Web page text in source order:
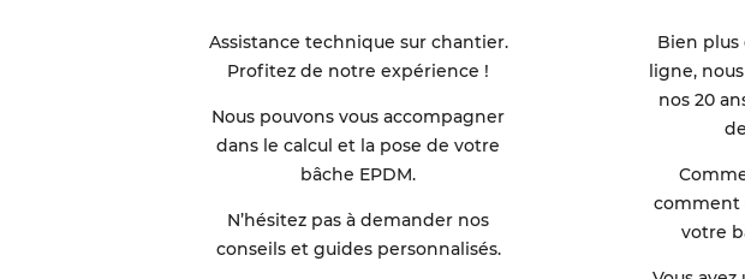
Assistance technique sur chantier.
Profitez de notre expérience !
Nous pouvons vous accompagner
dans le calcul et la pose de votre
bâche EPDM.
N’hésitez pas à demander nos
conseils et guides personnalisés.
Bien plus
ligne,
nos 20
comment
votre